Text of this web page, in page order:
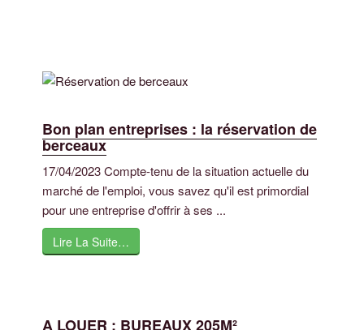
Bon plan entreprises : la réservation de
berceaux
17/04/2023 Compte-tenu de la situation actuelle du
marché de l'emploi, vous savez qu'il est primordial
pour une entreprise d'offrir à ses ...
Lire La Suite…
A LOUER : BUREAUX 205M²